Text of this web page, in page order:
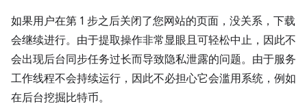
如果用户在第 1 步之后关闭了您网站的页面，没关系，下载
会继续进行。由于提取操作非常显眼且可轻松中止，因此不
会出现后台同步任务过长而导致隐私泄露的问题。由于服务
工作线程不会持续运行，因此不必担心它会滥用系统，例如
在后台挖掘比特币。